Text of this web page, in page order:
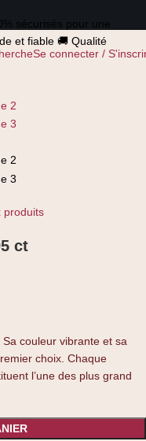
sécurisés pour une
et fiable 🚚 Qualité
Se connecter /
produits
ct
couleur vibrante et sa
choix. Chaque
l’une des plus grand